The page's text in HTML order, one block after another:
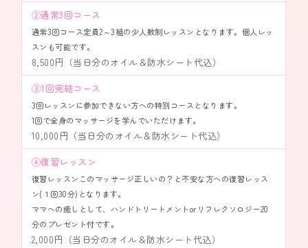
②通常3回コース
通常3回コース定員2～3組の少人数制レッスンとなります。個人レッ
スンも可能です。
8,500円（当日分のオイル＆防水シート代込）
③1回完結コース
3回レッスンに参加できない方への特別コースとなります。
1回で全身のマッサージを学んでいただけます。
10,000円（当日分のオイル＆防水シート代込）
④復習レッスン
復習レッスンこのマッサージ正しいの？と不安な方への復習レッス
ン(１回30分)となります。
ママへの癒しとして、ハンドトリートメントorリフレクソロジー20
分のプレゼント付です。
2,000円（当日分のオイル＆防水シート代込）